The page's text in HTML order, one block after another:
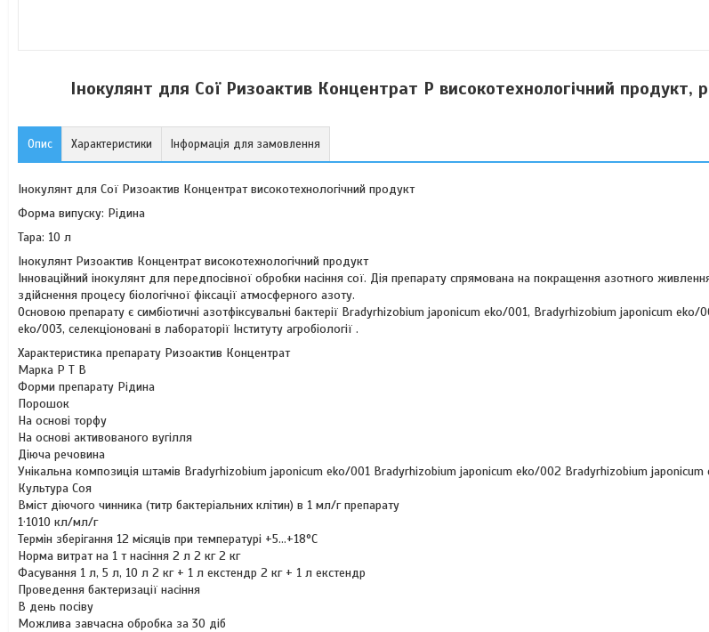
Інокулянт для Сої Ризоактив Концентрат Р високотехнологічний продукт,
Опис Характеристики Інформація для замовлення
Інокулянт для Сої Ризоактив Концентрат високотехнологічний продукт
Форма випуску: Рідина
Тара: 10 л
Інокулянт Ризоактив Концентрат високотехнологічний продукт
Інноваційний інокулянт для передпосівної обробки насіння сої. Дія препарату спрямована на покращення азотного
здійснення процесу біологічної фіксації атмосферного азоту.
Основою препарату є симбіотичні азотфіксувальні бактерії Bradyrhizobium japonicum eko/001, Bradyrhizobium japonicum
eko/003, селекціоновані в лабораторії Інституту агробіології .
Характеристика препарату Ризоактив Концентрат
Марка Р Т В
Форми препарату Рідина
Порошок
На основі торфу
На основі активованого вугілля
Діюча речовина
Унікальна композиція штамів Bradyrhizobium japonicum eko/001 Bradyrhizobium japonicum eko/002 Bradyrhizobium japonicum
Культура Соя
Вміст діючого чинника (титр бактеріальних клітин) в 1 мл/г препарату
1·1010 кл/мл/г
Термін зберігання 12 місяців при температурі +5…+18°С
Норма витрат на 1 т насіння 2 л 2 кг 2 кг
Фасування 1 л, 5 л, 10 л 2 кг + 1 л екстендр 2 кг + 1 л екстендр
Проведення бактеризації насіння
В день посіву
Можлива завчасна обробка за 30 діб